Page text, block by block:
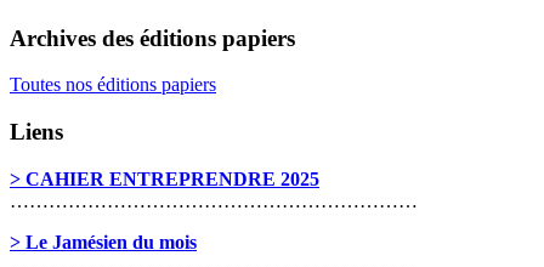
Archives des éditions papiers
Toutes nos éditions papiers
Liens
> CAHIER ENTREPRENDRE 2025
………………………………………………………
> Le Jamésien du mois